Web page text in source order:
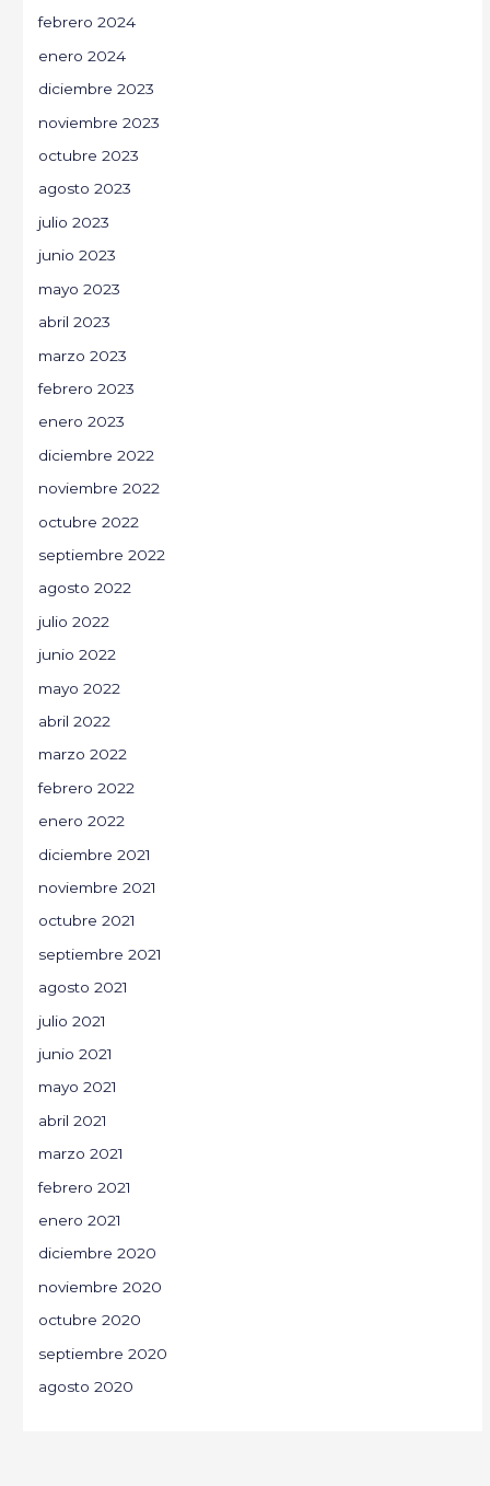
febrero 2024
enero 2024
diciembre 2023
noviembre 2023
octubre 2023
agosto 2023
julio 2023
junio 2023
mayo 2023
abril 2023
marzo 2023
febrero 2023
enero 2023
diciembre 2022
noviembre 2022
octubre 2022
septiembre 2022
agosto 2022
julio 2022
junio 2022
mayo 2022
abril 2022
marzo 2022
febrero 2022
enero 2022
diciembre 2021
noviembre 2021
octubre 2021
septiembre 2021
agosto 2021
julio 2021
junio 2021
mayo 2021
abril 2021
marzo 2021
febrero 2021
enero 2021
diciembre 2020
noviembre 2020
octubre 2020
septiembre 2020
agosto 2020